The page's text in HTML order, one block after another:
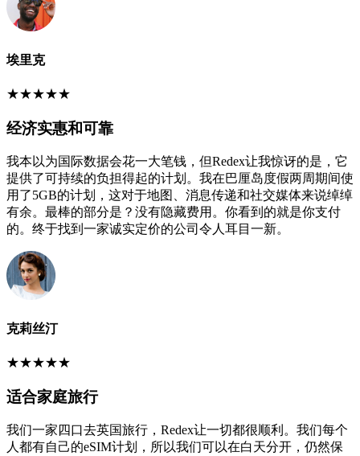
埃里克
★★★★★
经济实惠和可靠
我本以为国际数据会花一大笔钱，但Redex让我惊讶的是，它
提供了可持续的负担得起的计划。我在巴厘岛度假两周期间使
用了5GB的计划，这对于地图、消息传递和社交媒体来说绰绰
有余。最棒的部分是？没有隐藏费用。你看到的就是你支付
的。终于找到一家诚实定价的公司令人耳目一新。
克莉丝汀
★★★★★
适合家庭旅行
我们一家四口去英国旅行，Redex让一切都很顺利。我们每个
人都有自己的eSIM计划，所以我们可以在白天分开，仍然保